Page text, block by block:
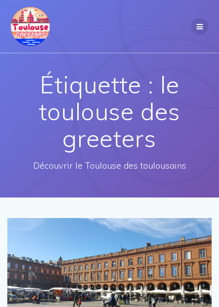
Étiquette : le
toulouse des
greeters
Découvrir le Toulouse des toulousains